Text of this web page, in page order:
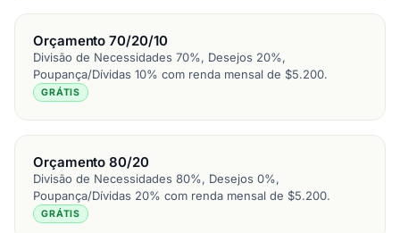
Orçamento 70/20/10
Divisão de Necessidades 70%, Desejos 20%,
Poupança/Dívidas 10% com renda mensal de $5.200.
GRÁTIS
Orçamento 80/20
Divisão de Necessidades 80%, Desejos 0%,
Poupança/Dívidas 20% com renda mensal de $5.200.
GRÁTIS